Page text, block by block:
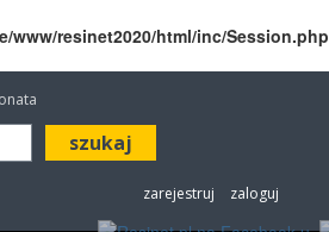
www/resinet2020/html/inc/Session.php
zarejestruj zaloguj